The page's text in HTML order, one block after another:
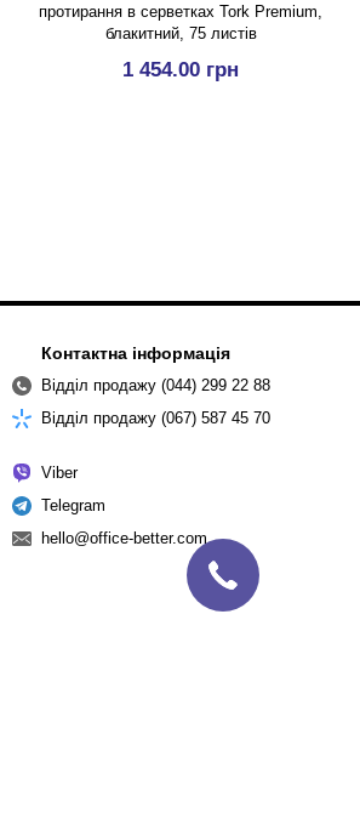
протирання в серветках Tork Premium,
блакитний, 75 листів
1 454.00 грн
Контактна інформація
Відділ продажу (044) 299 22 88
Відділ продажу (067) 587 45 70
Viber
Telegram
hello@office-better.com